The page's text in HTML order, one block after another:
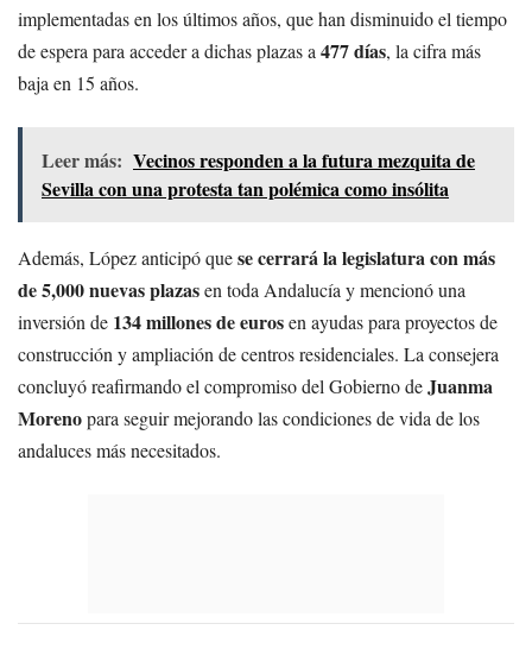
implementadas en los últimos años, que han disminuido el tiempo
de espera para acceder a dichas plazas a 477 días, la cifra más
baja en 15 años.
Leer más: Vecinos responden a la futura mezquita de
Sevilla con una protesta tan polémica como insólita
Además, López anticipó quese cerrará la legislatura con más
de 5,000 nuevas plazasen toda Andalucía y mencionó una
inversión de 134 millones de eurosen ayudas para proyectos de
construcción y ampliación de centros residenciales. La consejera
concluyó reafirmando el compromiso del Gobierno deJuanma
Morenopara seguir mejorando las condiciones de vida de los
andaluces más necesitados.